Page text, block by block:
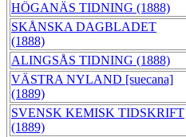
HÖGANÄS TIDNING (1888)
SKÅNSKA DAGBLADET
(1888)
ALINGSÅS TIDNING (1888)
VÄSTRA NYLAND [suecana]
(1889)
SVENSK KEMISK TIDSKRIFT
(1889)